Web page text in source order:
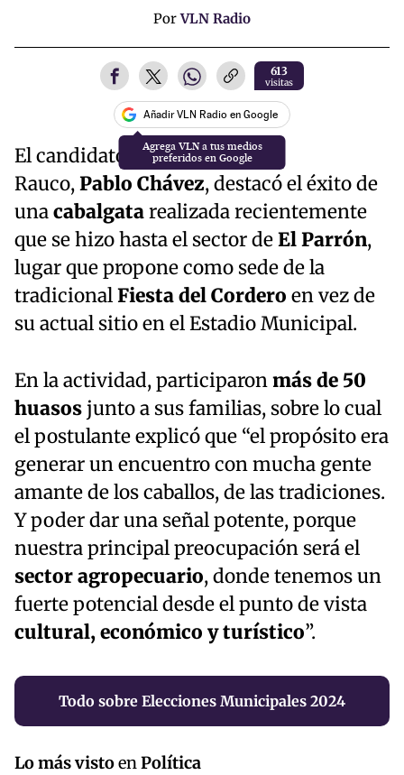
PorVLN Radio
613
visitas
Añadir VLN Radio en Google
El candidato por la alcaldía de
Rauco,Pablo Chávez, destacó el éxito de
unacabalgatarealizada recientemente
que se hizo hasta el sector deEl Parrón,
lugar que propone como sede de la
tradicionalFiesta del Cordero en vez de
su actual sitio en el Estadio Municipal.
En la actividad, participaronmás de 50
huasos junto a sus familias, sobre lo cual
el postulante explicó que “el propósito era
generar un encuentro con mucha gente
amante de los caballos, de las tradiciones.
Y poder dar una señal potente, porque
nuestra principal preocupación será el
sector agropecuario, donde tenemos un
fuerte potencial desde el punto de vista
cultural, económico y turístico”.
Todo sobre Elecciones Municipales 2024
Lo más vistoenPolítica